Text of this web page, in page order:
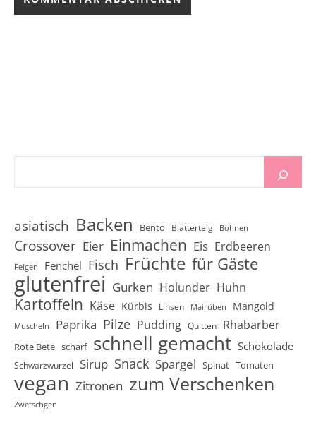
asiatisch Backen Bento Blätterteig Bohnen
Crossover Eier Einmachen Eis Erdbeeren
Feigen Fenchel Fisch Früchte für Gäste
glutenfrei Gurken Holunder Huhn
Kartoffeln Käse Kürbis Linsen Mairüben Mangold
Muscheln Paprika Pilze Pudding Quitten Rhabarber
Rote Bete scharf schnell gemacht Schokolade
Schwarzwurzel Sirup Snack Spargel Spinat Tomaten
vegan Zitronen zum Verschenken
Zwetschgen